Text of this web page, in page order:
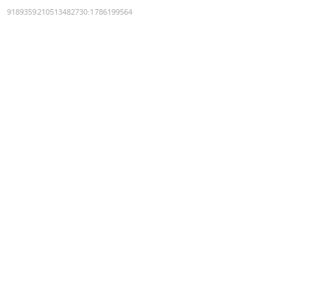
9189359210513482730:1786199564